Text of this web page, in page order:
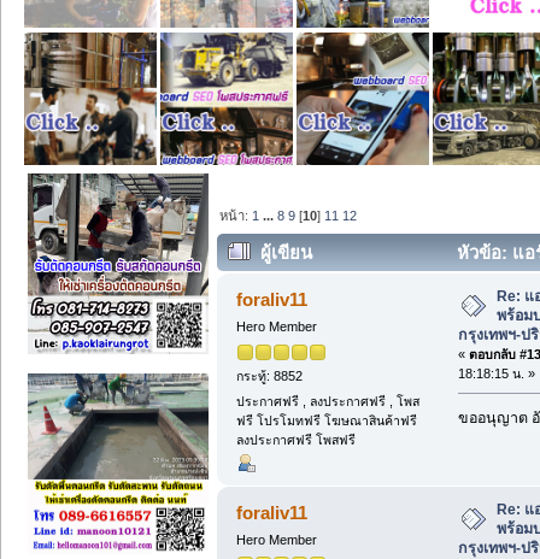
หน้า: 1 ...8 9 [10] 11 12
ผู้เขียน
หัวข้อ: แอ
กรุงเทพฯ-ปริมณฑล! (อ่าน 1067 ครั้ง)
foraliv11
Hero Member
กระทู้: 8852
ประกาศฟรี , ลงประกาศฟรี , โพส
ฟรี โปรโมทฟรี โฆษณาสินค้าฟรี
ลงประกาศฟรี โพสฟรี
Re:
พร้อม
กรุงเทพฯ-
« ตอบกลับ
18:18:15 น. »
ขออนุญาต
foraliv11
Hero Member
Re:
พร้อม
กรุงเทพฯ-